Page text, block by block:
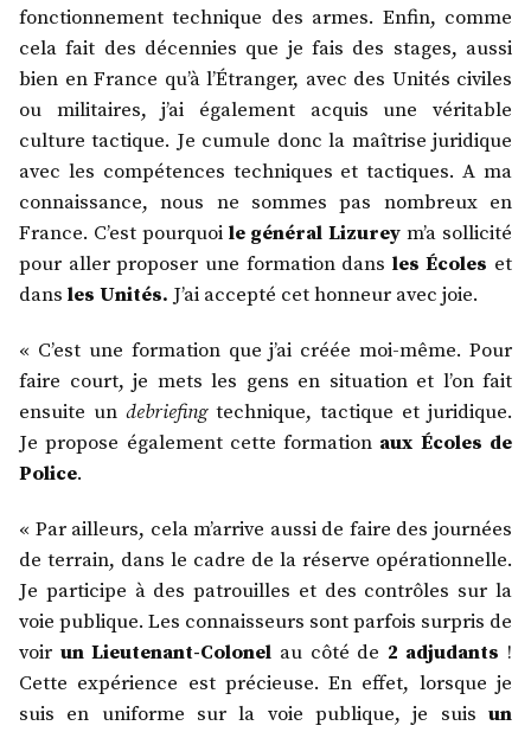
fonctionnement technique des armes. Enfin, comme
cela fait des décennies que je fais des stages, aussi
bien en France qu’à l’Étranger, avec des Unités civiles
ou militaires, j’ai également acquis une véritable
culture tactique. Je cumule donc la maîtrise juridique
avec les compétences techniques et tactiques. A ma
connaissance, nous ne sommes pas nombreux en
France. C’est pourquoi le général Lizurey m’a sollicité
pour aller proposer une formation dans les Écoles et
dans les Unités. J’ai accepté cet honneur avec joie.
« C’est une formation que j’ai créée moi-même. Pour
faire court, je mets les gens en situation et l’on fait
ensuite un debriefingtechnique, tactique et juridique.
Je propose également cette formation aux Écoles de
Police.
« Par ailleurs, cela m’arrive aussi de faire des journées
de terrain, dans le cadre de la réserve opérationnelle.
Je participe à des patrouilles et des contrôles sur la
voie publique. Les connaisseurs sont parfois surpris de
voir un Lieutenant-Colonel au côté de 2 adjudants !
Cette expérience est précieuse. En effet, lorsque je
suis en uniforme sur la voie publique, je suis un